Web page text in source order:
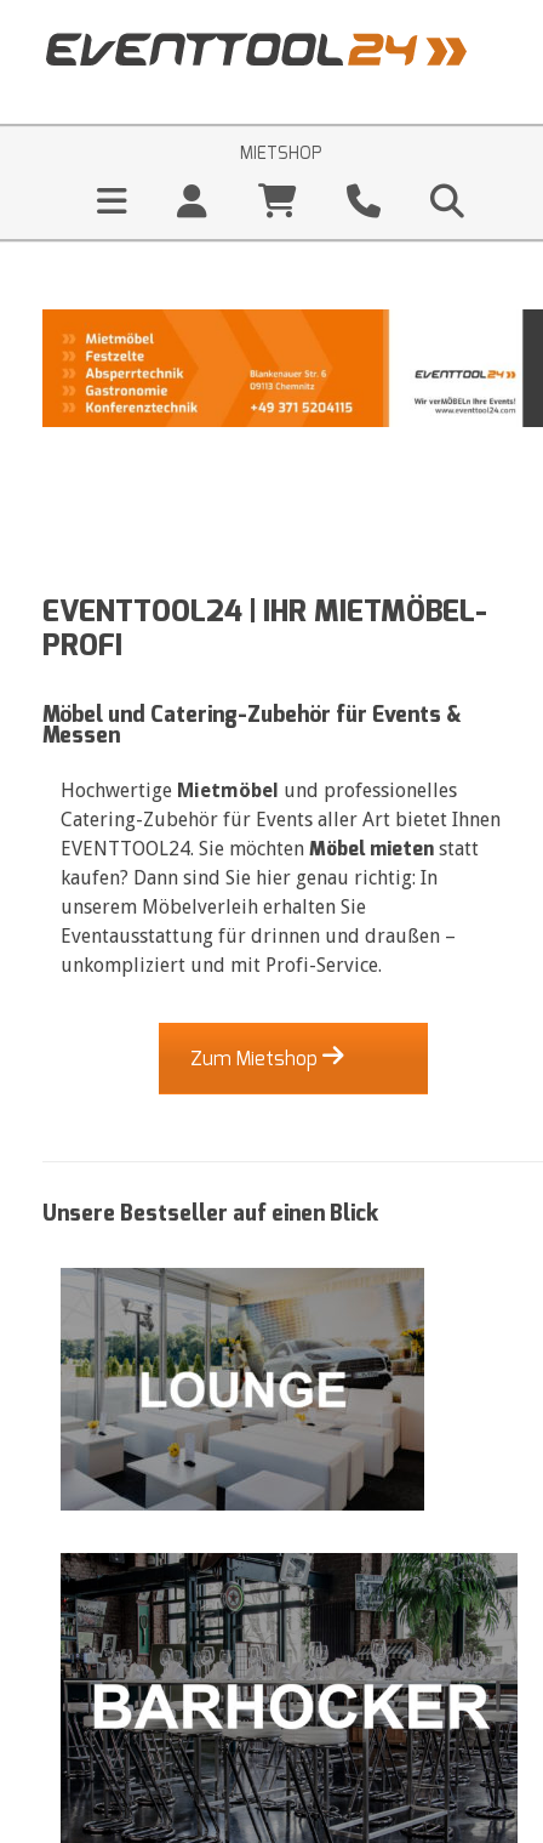
MIETSHOP
EVENTTOOL24 | IHR MIETMÖBEL-
PROFI
Möbel und Catering-Zubehör für Events &
Messen
Hochwertige Mietmöbel und professionelles
Catering-Zubehör für Events aller Art bietet Ihnen
EVENTTOOL24. Sie möchten Möbel mieten statt
kaufen? Dann sind Sie hier genau richtig: In
unserem Möbelverleih erhalten Sie
Eventausstattung für drinnen und draußen –
unkompliziert und mit Profi-Service.
Zum Mietshop
Unsere Bestseller auf einen Blick